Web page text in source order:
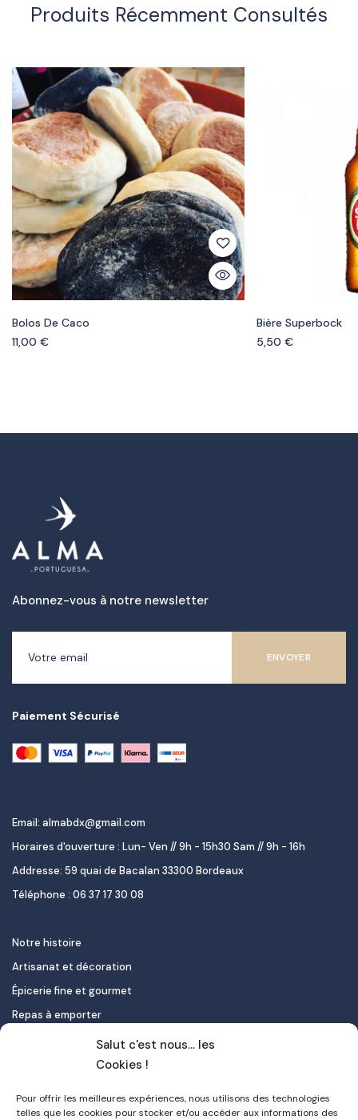
Salut c'est nous... les
Cookies !
Pour offrir les meilleures expériences, nous utilisons des technologies
telles que les cookies pour stocker et/ou accéder aux informations des
Produits Récemment Consultés
Bolos De Caco
11,00 €
Bière Superbock
5,50 €
Abonnez-vous à notre newsletter
Paiement Sécurisé
Email: almabdx@gmail.com
Horaires d'ouverture : Lun- Ven // 9h - 15h30 Sam // 9h - 16h
Addresse: 59 quai de Bacalan 33300 Bordeaux
Téléphone : 06 37 17 30 08
Notre histoire
Artisanat et décoration
Épicerie fine et gourmet
Repas à emporter
Le pastel de nata
Contact